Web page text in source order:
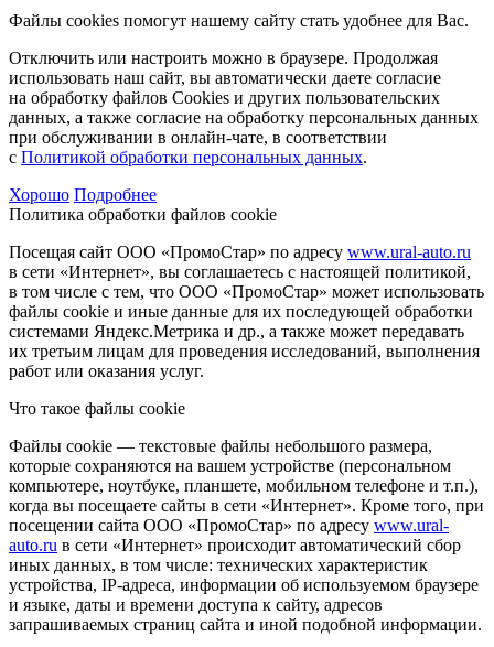
Файлы cookies помогут нашему сайту стать удобнее для Вас.
Отключить или настроить можно в браузере. Продолжая
использовать наш сайт, вы автоматически даете согласие
на обработку файлов Cookies и других пользовательских
данных, а также согласие на обработку персональных данных
при обслуживании в онлайн-чате, в соответствии
с Политикой обработки персональных данных.
Хорошо Подробнее
Политика обработки файлов cookie
Посещая сайт ООО «ПромоСтар» по адресу www.ural-auto.ru
в сети «Интернет», вы соглашаетесь с настоящей политикой,
в том числе с тем, что ООО «ПромоСтар» может использовать
файлы cookie и иные данные для их последующей обработки
системами Яндекс.Метрика и др., а также может передавать
их третьим лицам для проведения исследований, выполнения
работ или оказания услуг.
Что такое файлы cookie
Файлы cookie — текстовые файлы небольшого размера,
которые сохраняются на вашем устройстве (персональном
компьютере, ноутбуке, планшете, мобильном телефоне и т.п.),
когда вы посещаете сайты в сети «Интернет». Кроме того, при
посещении сайта ООО «ПромоСтар» по адресу www.ural-
auto.ru в сети «Интернет» происходит автоматический сбор
иных данных, в том числе: технических характеристик
устройства, IP-адреса, информации об используемом браузере
и языке, даты и времени доступа к сайту, адресов
запрашиваемых страниц сайта и иной подобной информации.